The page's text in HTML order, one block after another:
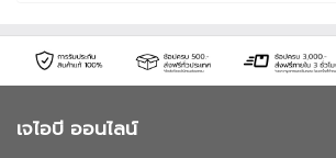
เจไอบี ออนไลน์